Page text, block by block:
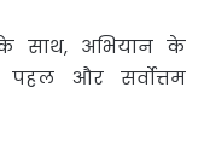
के साथ, अभियान के
और सर्वोत्तम